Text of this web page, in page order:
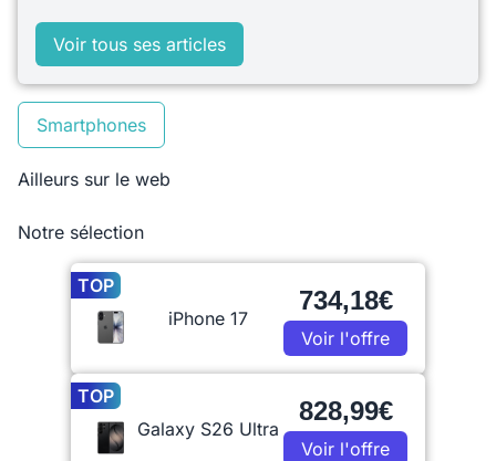
Voir tous ses articles
Smartphones
Ailleurs sur le web
Notre sélection
TOP
iPhone 17
734,18€
Voir l'offre
TOP
Galaxy S26 Ultra
828,99€
Voir l'offre